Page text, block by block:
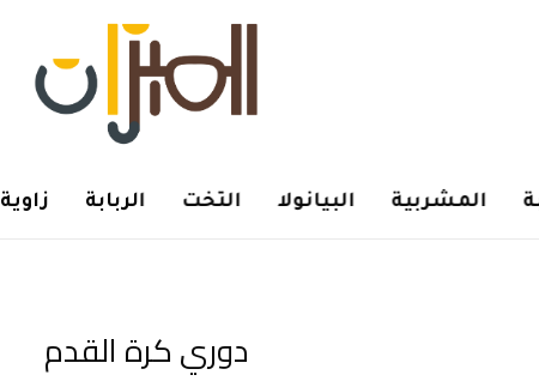
المشربية البيانولا التخت الربابة زاوية
دوري كرة القدم